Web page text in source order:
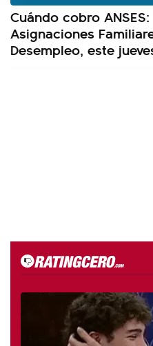
Cuándo cobro
Asignaciones
Desempleo, este